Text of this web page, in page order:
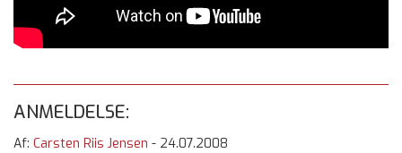
ANMELDELSE:
Af: Carsten Riis Jensen - 24.07.2008